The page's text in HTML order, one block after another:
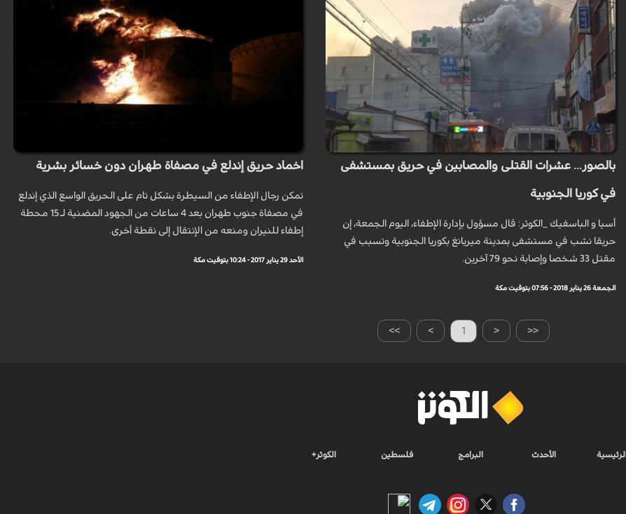
بالصور... عشرات القتلى والمصابين في حريق بمستشفى
في كوريا الجنوبية
أسيا و الباسفيك _الكوثر: قال مسؤول بإدارة الإطفاء، اليوم الجمعة، إن
حريقا نشب في مستشفى بمدينة ميريانغ بكوريا الجنوبية وتسبب في
مقتل 33 شخصا وإصابة نحو 79 آخرين.
الجمعة 26 يناير 2018 - 07:56 بتوقيت مكة
اخماد حريق إندلع في مصفاة طهران دون خسائر بشرية
تمكن رجال الإطفاء من السيطرة بشكل تام على الحريق الواسع الذي إندلع
في مصفاة جنوب طهران بعد 4 ساعات من الجهود المضنية لـ 15 محطة
إطفاء للنيران ومنعه من الإنتقال إلى نقطة أخرى.
الأحد 29 يناير 2017 - 10:24 بتوقيت مكة
>> > 1 < <<
الرئيسية الأحدث البرامج فلسطين الكوثر+